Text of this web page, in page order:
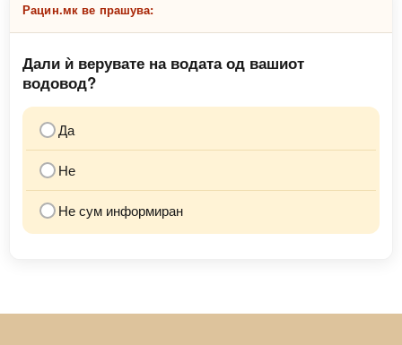
Рацин.мк ве прашува:
Дали ѝ верувате на водата од вашиот
водовод?
Да
Не
Не сум информиран